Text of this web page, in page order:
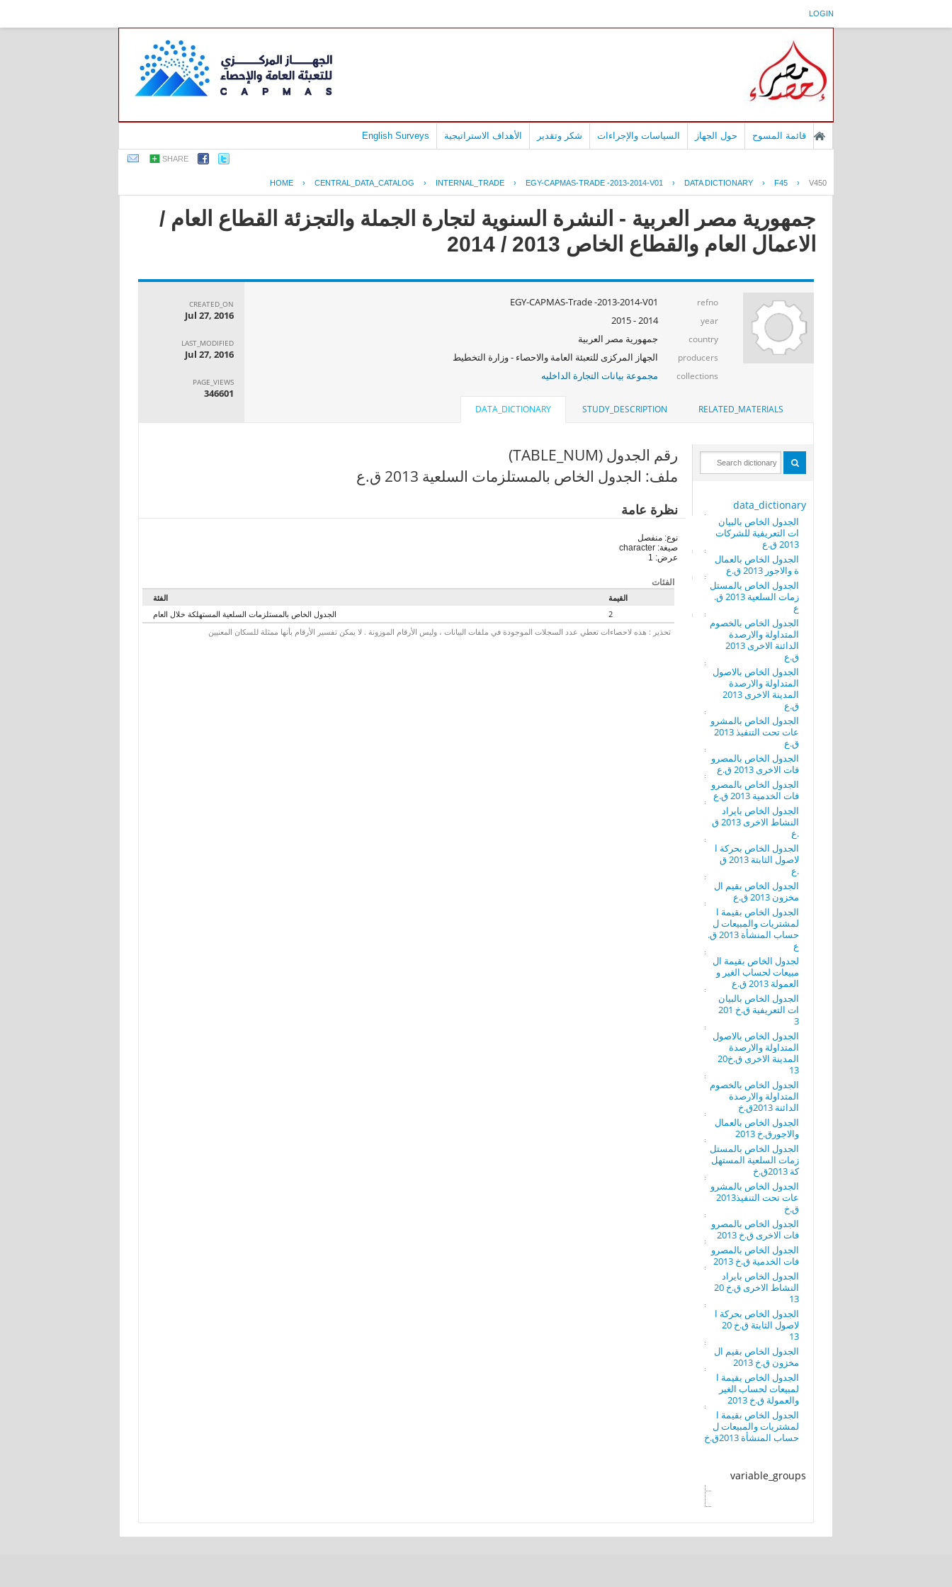
LOGIN
قائمة المسوح حول الجهاز السياسات والإجراءات شكر وتقدير الأهداف الاستراتيجية English Surveys
SHARE
HOME › CENTRAL_DATA_CATALOG › INTERNAL_TRADE › EGY-CAPMAS-TRADE -2013-2014-V01 › DATA DICTIONARY › F45 › V450
جمهورية مصر العربية - النشرة السنوية لتجارة الجملة والتجزئة القطاع العام /
الاعمال العام والقطاع الخاص 2013 / 2014
refno
EGY-CAPMAS-Trade -2013-2014-V01
year
2014 - 2015
country جمهورية مصر العربية
producers الجهاز المركزى للتعبئة العامة والاحصاء - وزارة التخطيط
collections مجموعة بيانات التجارة الداخليه
CREATED_ON
Jul 27, 2016
LAST_MODIFIED
Jul 27, 2016
PAGE_VIEWS
346601
RELATED_MATERIALS
STUDY_DESCRIPTION
DATA_DICTIONARY
data_dictionary
الجدول الخاص بالبيان
ات التعريفية للشركات
2013 ق.ع
الجدول الخاص بالعمال
ة والاجور 2013 ق.ع
الجدول الخاص بالمستل
زمات السلعية 2013 ق.
ع
الجدول الخاص بالخصوم
المتداولة والارصدة
الدائنة الاخرى 2013
ق.ع
الجدول الخاص بالاصول
المتداولة والارصدة
المدينة الاخرى 2013
ق.ع
الجدول الخاص بالمشرو
عات تحت التنفيذ 2013
ق.ع
الجدول الخاص بالمصرو
فات الاخرى 2013 ق.ع
الجدول الخاص بالمصرو
فات الخدمية 2013 ق.ع
الجدول الخاص بايراد
النشاط الاخرى 2013 ق
.ع
الجدول الخاص بحركة ا
لاصول الثابتة 2013 ق
.ع
الجدول الخاص بقيم ال
مخزون 2013 ق.ع
الجدول الخاص بقيمة ا
لمشتريات والمبيعات ل
حساب المنشأة 2013 ق.
ع
لجدول الخاص بقيمة ال
مبيعات لحساب الغير و
العمولة 2013 ق.ع
الجدول الخاص بالبيان
ات التعريفية ق.خ 201
3
الجدول الخاص بالاصول
المتداولة والارصدة
المدينة الاخرى ق.خ20
13
الجدول الخاص بالخصوم
المتداولة والارصدة
الدائنة 2013ق.خ
الجدول الخاص بالعمال
والاجورق.خ 2013
الجدول الخاص بالمستل
زمات السلعية المستهل
كة 2013ق.خ
الجدول الخاص بالمشرو
عات تحت التنفيذ2013
ق.خ
الجدول الخاص بالمصرو
فات الاخرى ق.خ 2013
الجدول الخاص بالمصرو
فات الخدمية ق.خ 2013
الجدول الخاص بايراد
النشاط الاخرى ق.خ 20
13
الجدول الخاص بحركة ا
لاصول الثابتة ق.خ 20
13
الجدول الخاص بقيم ال
مخزون ق.خ 2013
الجدول الخاص بقيمة ا
لمبيعات لحساب الغير
والعمولة ق.خ 2013
الجدول الخاص بقيمة ا
لمشتريات والمبيعات ل
حساب المنشأة 2013ق.خ
variable_groups
رقم الجدول (TABLE_NUM)
ملف: الجدول الخاص بالمستلزمات السلعية 2013 ق.ع
نظرة عامة
نوع: منفصل
صيغة: character
عرض: 1
الفئات
القيمة
الفئة
2
الجدول الخاص بالمستلزمات السلعية المستهلكة خلال العام
تحذير : هذه لاحصاءات تعطي عدد السجلات الموجودة في ملفات البيانات ، وليس الأرقام الموزونة . لا يمكن تفسير الأرقام بأنها ممثلة للسكان المعنيين